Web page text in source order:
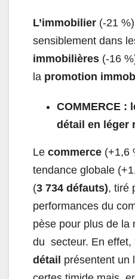
L’immobilier (-21
sensiblement dans
immobilières (-16
la promotion
COMMERCE :
détail en léger
Le commerce (+1,6
tendance globale
(3 734 défauts), tiré
performances du
pèse pour plus de la
du secteur. En effet,
détail présentent un